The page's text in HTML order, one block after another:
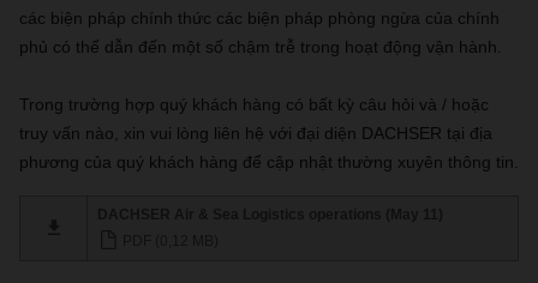
các biện pháp chính thức các biện pháp phòng ngừa của chính
phủ có thể dẫn đến một số chậm trễ trong hoạt động vận hành.
Trong trường hợp quý khách hàng có bất kỳ câu hỏi và / hoặc
truy vấn nào, xin vui lòng liên hệ với đại diện DACHSER tại địa
phương của quý khách hàng để cập nhật thường xuyên thông tin.